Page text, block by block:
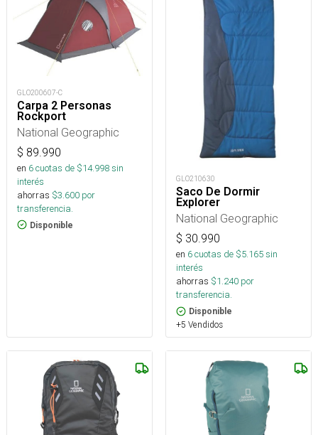
GLO200607-C
Carpa 2 Personas
Rockport
National Geographic
$ 89.990
en 6cuotas de $14.998sin
interés
ahorras $3.600 por
transferencia.
Disponible
GLO210630
Saco De Dormir
Explorer
National Geographic
$ 30.990
en 6cuotas de $5.165sin
interés
ahorras $1.240 por
transferencia.
Disponible
+5 Vendidos